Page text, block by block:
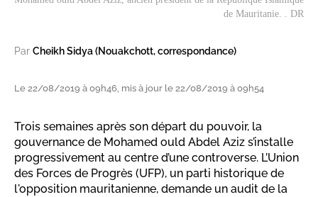
de Mauritanie. . DR
Par Cheikh Sidya (Nouakchott, correspondance)
Le 22/08/2019 à 09h46, mis à jour le 22/08/2019 à 09h54
Trois semaines après son départ du pouvoir, la
gouvernance de Mohamed ould Abdel Aziz s’installe
progressivement au centre d’une controverse. L’Union
des Forces de Progrès (UFP), un parti historique de
l'opposition mauritanienne, demande un audit de la